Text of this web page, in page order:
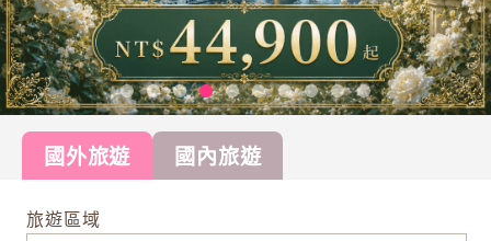
國外旅遊 國內旅遊
旅遊區域